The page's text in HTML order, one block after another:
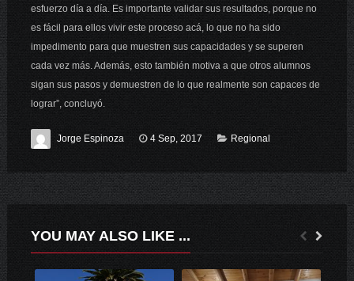
esfuerzo día a día. Es importante validar sus resultados, porque no
es fácil para ellos vivir este proceso acá, lo que no ha sido
impedimento para que muestren sus capacidades y se superen
cada vez más. Además, esto también motiva a que otros alumnos
sigan sus pasos y demuestren de lo que realmente son capaces de
lograr”, concluyó.
Jorge Espinoza 4 Sep, 2017 Regional
YOU MAY ALSO LIKE ...